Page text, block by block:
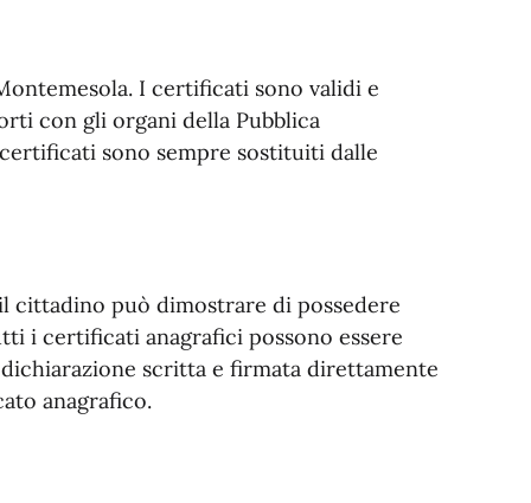
I certificati sono validi e
con gli organi della Pubblica
sono sempre sostituiti dalle
cittadino può dimostrare di possedere
i certificati anagrafici possono essere
scritta e firmata direttamente
anagrafico.